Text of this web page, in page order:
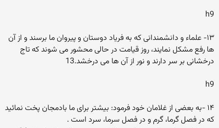
h9
۱۳- علماء و دانشمندانى که به فریاد دوستان و پیروان ما برسند و از آن
ها رفع مشکل نمایند، روز قیامت در حالى محشور مى شوند که تاج
درخشانى بر سر دارند و نور از آن ها مى درخشد.13
h9
۱۴ -به بعضى از غلامان خود فرمود: بیشتر براى ما بادمجان پخت نمائید
که در فصل گرما، گرم و در فصل سرما، سرد است .